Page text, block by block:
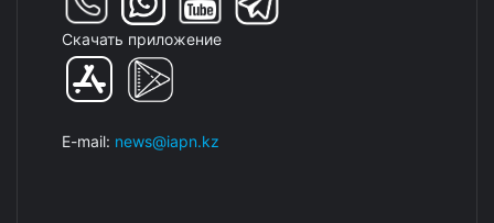
Скачать приложение
E-mail: news@iapn.kz